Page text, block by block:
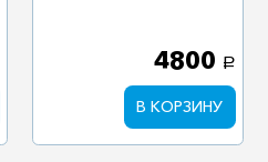
4800 a
В КОРЗИНУ